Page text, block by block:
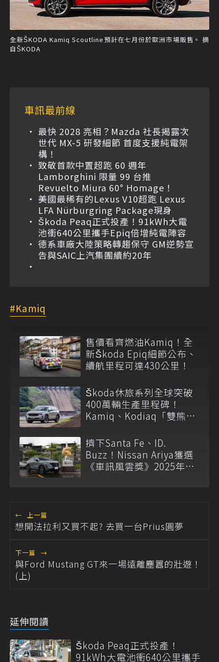
全新ŠKODA Kamiq Scoutline預計在七月份於歐洲市場販售。 摘
自ŠKODA
車訊最前線
最快 2028 亮相？Mazda 社長揭露次
世代 MX-5 研發細節 首度支援純電架
構！
致敬首款中置超跑 60 週年
Lamborghini 限量 99 台推
Revuelto Miura 60° Homage！
美國最稀有的Lexus V10超跑 Lexus
LFA Nürburgring Package現身
Škoda Peaq正式投產！91kWh大電
池衝640公里攜手Epiq倍增純電陣容
德系車廠大陸策略轉趨保守 GM逆勢宣
告與SAIC上汽集團續約20年
Kamiq
售價看齊燃油Kamiq！全
新Škoda Epiq細節公布、
續航里程可達430公里！
Škoda休旅系列全球突破
400萬輛生產里程碑！
Kamiq、Kodiaq「雙熊」
擠下Santa Fe、ID.
Buzz！Nissan Ariya獲選
《車訊風雲獎》2025年度
← 上一篇
想開法拉利又買不起? 去買一台Prius圓夢
下一篇 →
與Ford Mustang GT來一場遠離塵囂的壯遊！
(上)
延伸閱讀
Škoda Peaq正式投產！
91kWh大電池衝640公里攜手